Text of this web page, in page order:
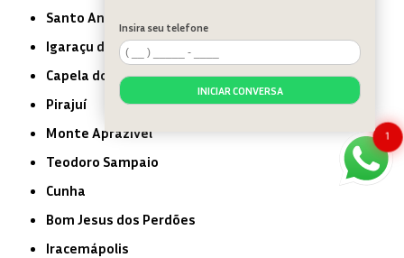
Santo Antônio de Posse
Igaraçu do Tietê
Capela do Alto
Pirajuí
Monte Aprazível
Teodoro Sampaio
Cunha
Bom Jesus dos Perdões
Iracemápolis
1
Insira seu telefone
INICIAR CONVERSA